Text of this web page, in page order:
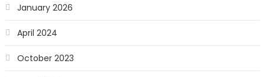
January 2026
April 2024
October 2023